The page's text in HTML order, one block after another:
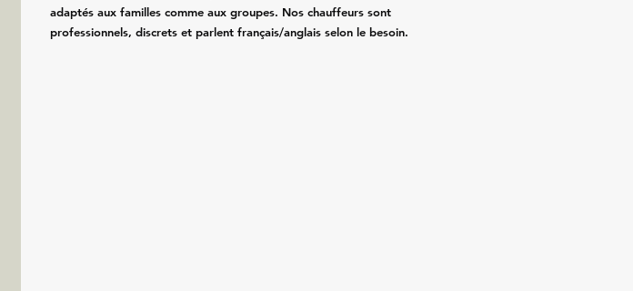
adaptés aux familles comme aux groupes. Nos chauffeurs sont
professionnels, discrets et parlent français/anglais selon le besoin.